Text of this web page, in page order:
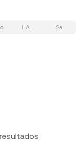
1 A 2a